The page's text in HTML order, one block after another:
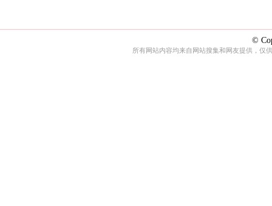
©
所有网站内容均来自网站搜集和网友提供，仅